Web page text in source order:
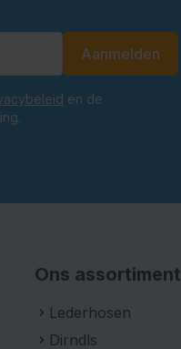
Aanmelden
en de
Ons assortiment
Lederhosen
Dirndls